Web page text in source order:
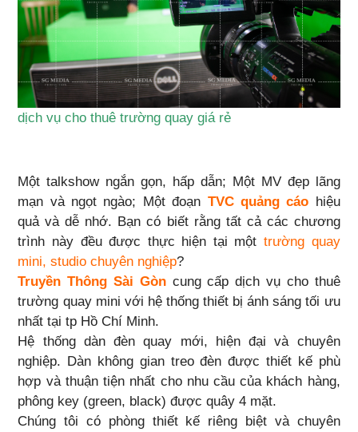
dịch vụ cho thuê trường quay giá rẻ
Một talkshow ngắn gọn, hấp dẫn; Một MV đẹp lãng
mạn và ngọt ngào; Một đoạn TVC quảng cáo hiệu
quả và dễ nhớ. Bạn có biết rằng tất cả các chương
trình này đều được thực hiện tại một trường quay
mini, studio chuyên nghiệp?
Truyền Thông Sài Gòn cung cấp dịch vụ cho thuê
trường quay mini với hệ thống thiết bị ánh sáng tối ưu
nhất tại tp Hồ Chí Minh.
Hệ thống dàn đèn quay mới, hiện đại và chuyên
nghiệp. Dàn không gian treo đèn được thiết kế phù
hợp và thuận tiện nhất cho nhu cầu của khách hàng,
phông key (green, black) được quây 4 mặt.
Chúng tôi có phòng thiết kế riêng biệt và chuyên